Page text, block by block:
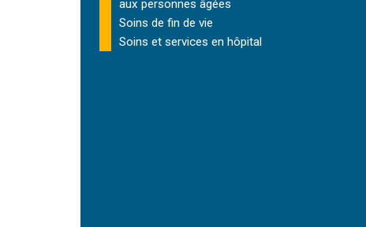
aux personnes âgées
Soins de fin de vie
Soins et services en hôpital